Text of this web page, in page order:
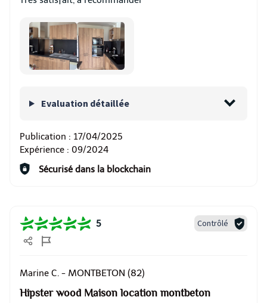
Evaluation détaillée
Publication : 17/04/2025
Expérience : 09/2024
Sécurisé dans la blockchain
5 Contrôlé
Marine C. - MONTBETON (82)
Hipster wood Maison location montbeton